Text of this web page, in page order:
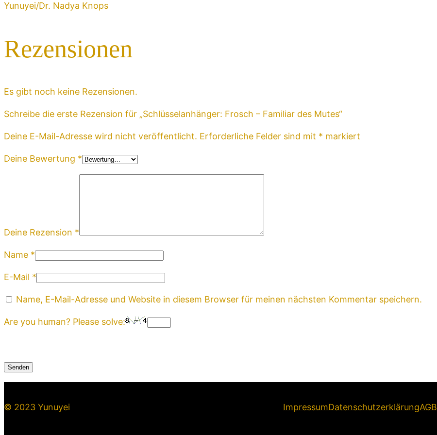
Yunuyei/Dr. Nadya Knops
Rezensionen
Es gibt noch keine Rezensionen.
Schreibe die erste Rezension für „Schlüsselanhänger: Frosch – Familiar des Mutes“
Deine E-Mail-Adresse wird nicht veröffentlicht. Erforderliche Felder sind mit * markiert
Deine Bewertung *
Deine Rezension *
Name *
E-Mail *
Name, E-Mail-Adresse und Website in diesem Browser für meinen nächsten Kommentar speichern.
Are you human? Please solve:
© 2023 Yunuyei ImpressumDatenschutzerklärungAGB